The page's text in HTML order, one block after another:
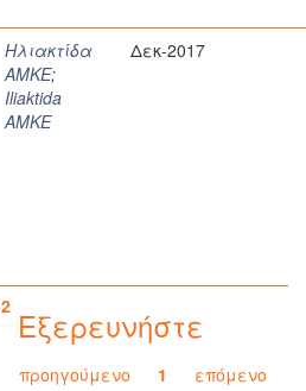
Ηλιακτίδα
ΑΜΚΕ;
Iliaktida
AMKE
Δεκ-2017
2
προηγούμενο 1 επόμενο
Εξερευνήστε